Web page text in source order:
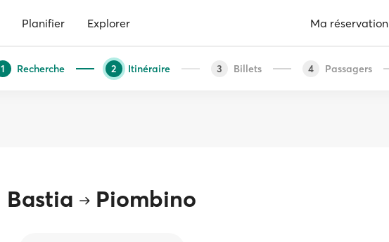
Planifier Explorer Ma réservation
1 Recherche 2 Itinéraire 3 Billets 4 Passagers
Bastia Piombino